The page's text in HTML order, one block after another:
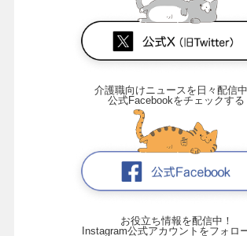
介護職向けニュースを日々配信中
公式Facebookをチェックする
お役立ち情報を配信中！
Instagram公式アカウントをフォロ